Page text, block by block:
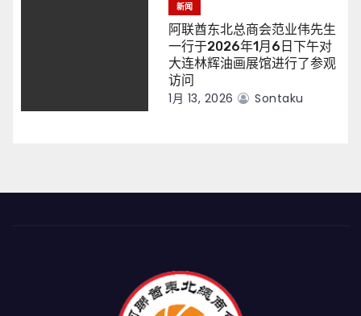
新闻
阿联酋东北总商会范业伟先生
一行于2026年1月6日下午对
大连林辉油画展馆进行了参观
访问
1月 13, 2026 Sontaku